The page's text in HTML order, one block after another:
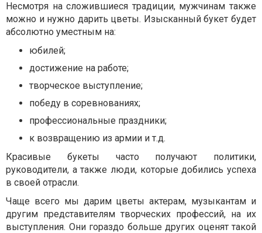
Несмотря на сложившиеся традиции, мужчинам также
можно и нужно дарить цветы. Изысканный букет будет
абсолютно уместным на:
юбилей;
достижение на работе;
творческое выступление;
победу в соревнованиях;
профессиональные праздники;
к возвращению из армии и т.д.
Красивые букеты часто получают политики,
руководители, а также люди, которые добились успеха
в своей отрасли.
Чаще всего мы дарим цветы актерам, музыкантам и
другим представителям творческих профессий, на их
выступления. Они гораздо больше других оценят такой